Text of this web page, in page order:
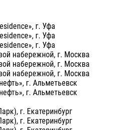
г. Уфа
г. Уфа
г. Уфа
набережной, г. Москва
набережной, г. Москва
набережной, г. Москва
г. Альметьевск
г. Альметьевск
г. Екатеринбург
г. Екатеринбург